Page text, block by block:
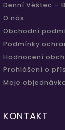
Denní Věštec –
O nás
Obchodní
Podmínky
Hodnocení
Prohlášení o
Moje objednávka
KONTAKT